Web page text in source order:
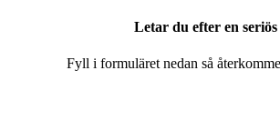
Letar du efter en
Fyll i formuläret nedan så